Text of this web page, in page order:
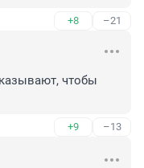
+8 –21
чтобы
+9 –13